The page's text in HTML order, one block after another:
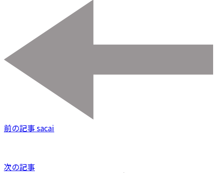
前の記事sacai
次の記事